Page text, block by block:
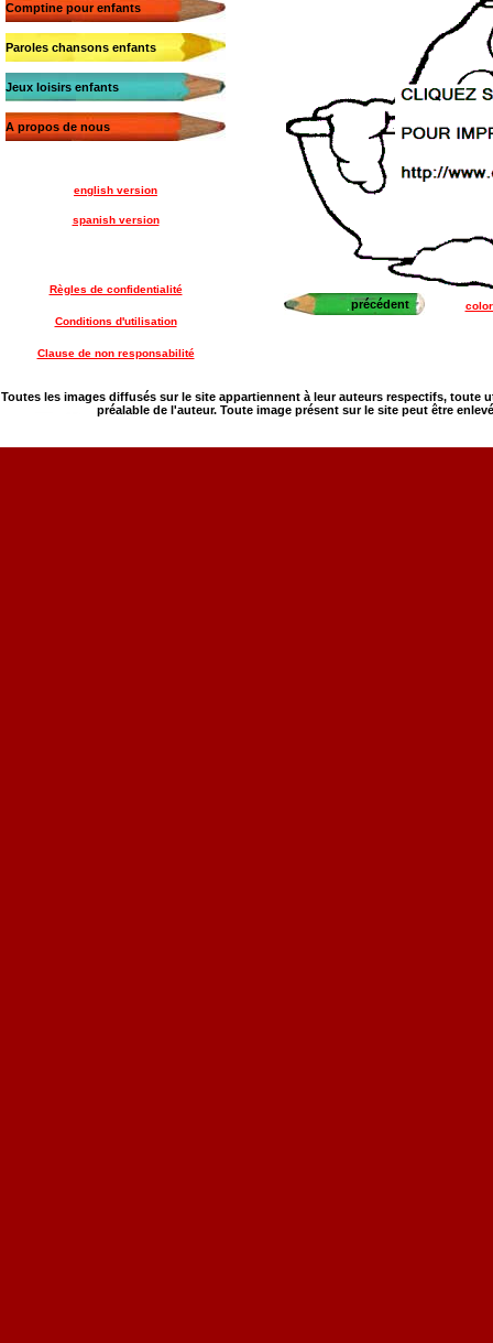
Comptine pour enfants
Paroles chansons enfants
Jeux loisirs enfants
A propos de nous
english version
spanish version
Règles de confidentialité
Conditions d'utilisation
Clause de non responsabilité
précédent
Toutes les images diffusés sur le site appartiennent à leur auteurs respectifs,
préalable de l'auteur. Toute image présent sur le site peut être